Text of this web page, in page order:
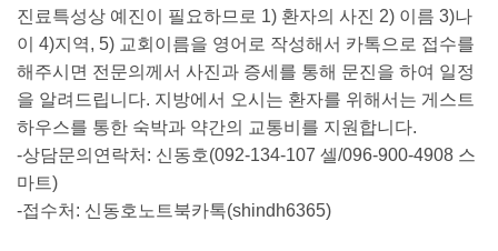
진료특성상 예진이 필요하므로 1) 환자의 사진 2) 이름 3)나
이 4)지역, 5) 교회이름을 영어로 작성해서 카톡으로 접수를
해주시면 전문의께서 사진과 증세를 통해 문진을 하여 일정
을 알려드립니다. 지방에서 오시는 환자를 위해서는 게스트
하우스를 통한 숙박과 약간의 교통비를 지원합니다.
-상담문의연락처: 신동호(092-134-107 셀/096-900-4908 스
마트)
-접수처: 신동호노트북카톡(shindh6365)